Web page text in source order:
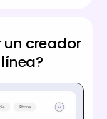
un creador